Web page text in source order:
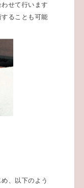
せて行います
ることも可能
、以下のよう